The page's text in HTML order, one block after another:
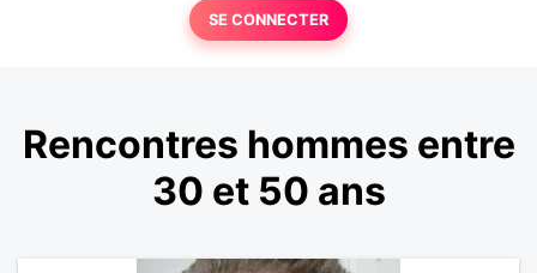
SE CONNECTER
Rencontres hommes entre
30 et 50 ans